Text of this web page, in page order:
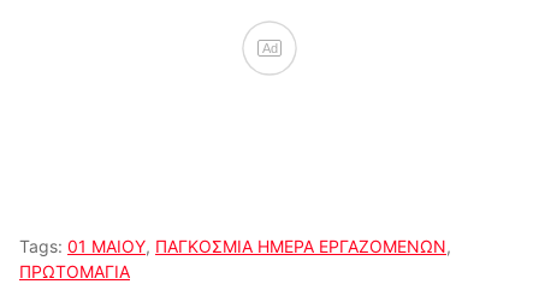
Ad
Tags: 01 ΜΑΙΟΥ, ΠΑΓΚΟΣΜΙΑ ΗΜΕΡΑ ΕΡΓΑΖΟΜΕΝΩΝ,
ΠΡΩΤΟΜΑΓΙΑ